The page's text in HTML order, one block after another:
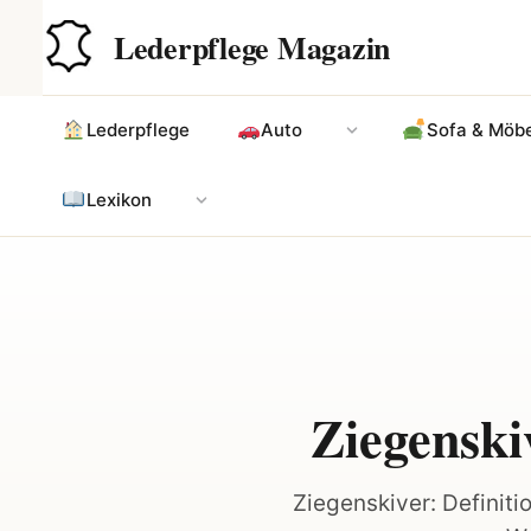
springen
Lederpflege Magazin
Lederpflege Auto Sofa &
Lexikon
Hauptinhalt
Ziegenskiver: